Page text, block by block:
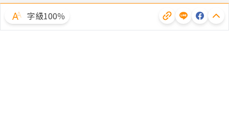
字級100％